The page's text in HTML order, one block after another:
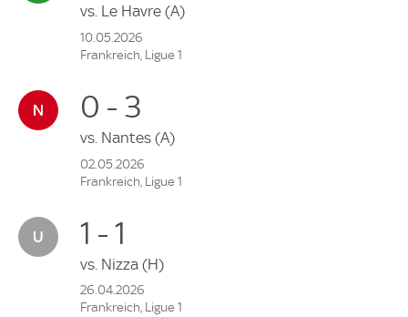
vs. Le Havre (A)
10.05.2026
Frankreich, Ligue 1
0 - 3
vs. Nantes (A)
02.05.2026
Frankreich, Ligue 1
1 - 1
vs. Nizza (H)
26.04.2026
Frankreich, Ligue 1